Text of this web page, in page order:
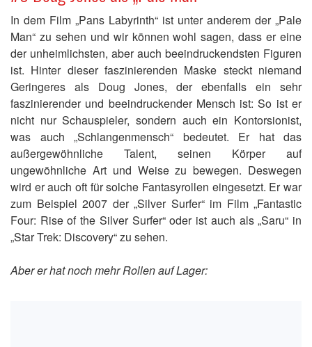
In dem Film „Pans Labyrinth“ ist unter anderem der „Pale
Man“ zu sehen und wir können wohl sagen, dass er eine
der unheimlichsten, aber auch beeindruckendsten Figuren
ist. Hinter dieser faszinierenden Maske steckt niemand
Geringeres als Doug Jones, der ebenfalls ein sehr
faszinierender und beeindruckender Mensch ist: So ist er
nicht nur Schauspieler, sondern auch ein Kontorsionist,
was auch „Schlangenmensch“ bedeutet. Er hat das
außergewöhnliche Talent, seinen Körper auf
ungewöhnliche Art und Weise zu bewegen. Deswegen
wird er auch oft für solche Fantasyrollen eingesetzt. Er war
zum Beispiel 2007 der „Silver Surfer“ im Film „Fantastic
Four: Rise of the Silver Surfer“ oder ist auch als „Saru“ in
„Star Trek: Discovery“ zu sehen.
Aber er hat noch mehr Rollen auf Lager: